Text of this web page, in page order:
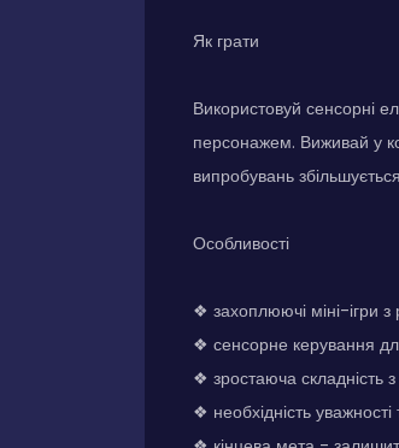
Як грати
Використовуй сенсорні
персонажем. Виживай у
випробувань
Особливості
❖ захоплюючі міні-ігри
❖ сенсорне керування
❖ зростаюча складність
❖ необхідність уважності